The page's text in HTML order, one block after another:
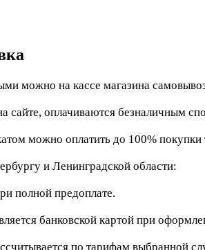
можно на кассе магазина
сайте, оплачиваются безналичным
можно оплатить до 100% покупки
и Ленинградской области:
полной предоплате.
банковской картой при
по тарифам выбранной